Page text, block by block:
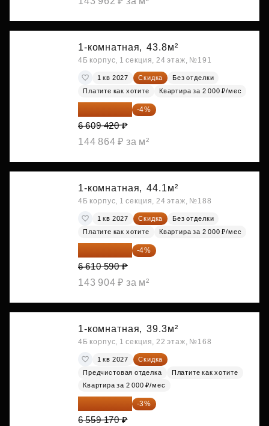
1-комнатная, 43.8м²
4Б корпус, 1 секция, 24 этаж, №191
1 кв 2027 Скидка
Без отделки
Платите как хотите
Квартира за 2 000 ₽/мес
-4%
6 609 420 ₽
144 864 ₽ за м²
1-комнатная, 44.1м²
4Б корпус, 1 секция, 24 этаж, №188
1 кв 2027 Скидка
Без отделки
Платите как хотите
Квартира за 2 000 ₽/мес
-4%
6 610 590 ₽
143 904 ₽ за м²
1-комнатная, 39.3м²
4Б корпус, 1 секция, 22 этаж, №168
1 кв 2027
Скидка
Предчистовая отделка
Платите как хотите
Квартира за 2 000 ₽/мес
-3%
6 559 170 ₽